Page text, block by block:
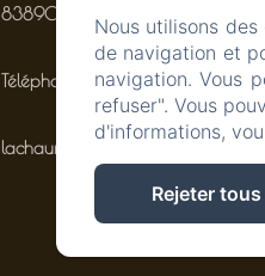
83890 - Besse-sur-Issole
Téléphone: 07.77.93.10.41
Nous utilisons
de navigation et
navigation. Vous
refuser". Vous
d'informations,
Rejeter